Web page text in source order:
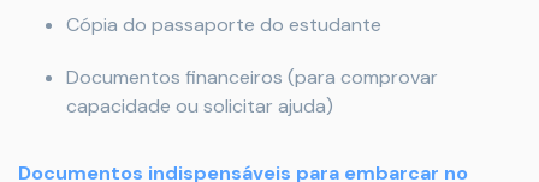
Cópia do passaporte do estudante
Documentos financeiros (para comprovar
capacidade ou solicitar ajuda)
Documentos indispensáveis para embarcar no